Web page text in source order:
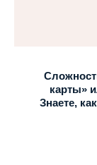
карты»
Знаете,